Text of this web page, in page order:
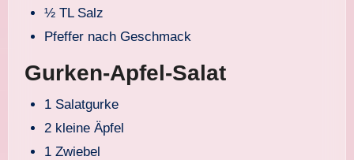
½ TL Salz
Pfeffer nach Geschmack
Gurken-Apfel-Salat
1 Salatgurke
2 kleine Äpfel
1 Zwiebel